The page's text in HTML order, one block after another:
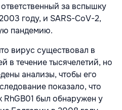
за вспышку
году, и SARS-CoV-2,
пандемию.
вирус существовал в
в течение тысячелетий, но
анализы, чтобы его
показало, что
был обнаружен у